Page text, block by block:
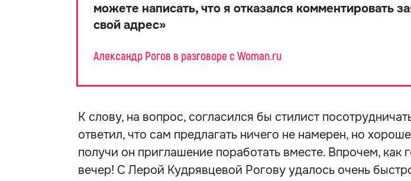
можете написать, что я отказался комментировать
свой адрес»
Александр Рогов в разговоре с Woman.ru
К слову, на вопрос, согласился бы стилист
ответил, что сам предлагать ничего не намерен, но
получи он приглашение поработать вместе. Впрочем, как
вечер! С Лерой Кудрявцевой Рогову удалось очень